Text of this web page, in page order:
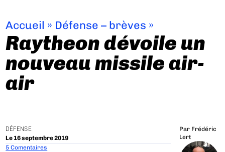
Accueil » Défense – brèves »
Raytheon dévoile un
nouveau missile air-
air
DÉFENSE
Le 16 septembre 2019
Par Frédéric
Lert
5 Comentaires